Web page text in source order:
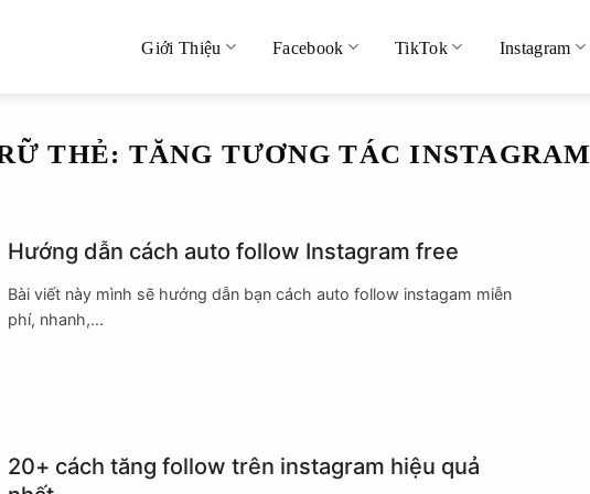
Giới Thiệu Facebook TikTok Instagram
THẺ: TĂNG TƯƠNG TÁC INSTAGRAM
Hướng dẫn cách auto follow Instagram free
Bài viết này mình sẽ hướng dẫn bạn cách auto follow instagam miễn
phí, nhanh,...
20+ cách tăng follow trên instagram hiệu quả